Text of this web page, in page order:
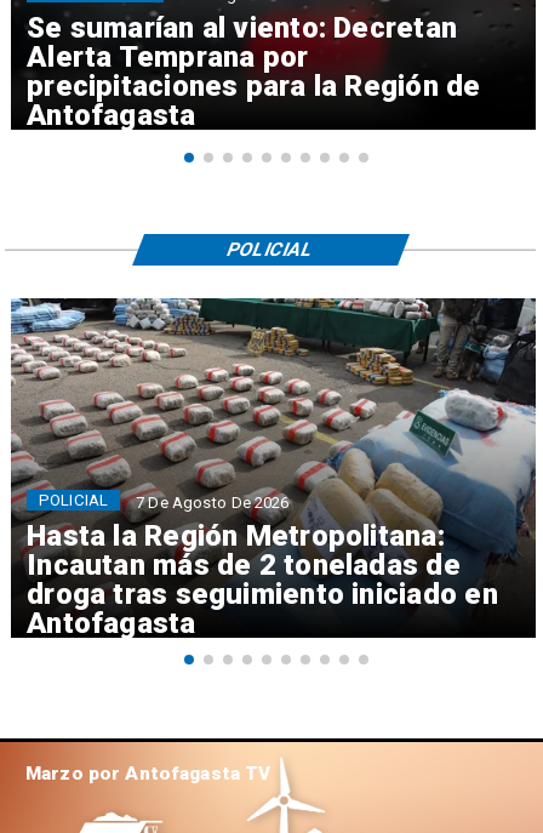
Se sumarían al viento: Decretan
Alerta Temprana por
precipitaciones para la Región de
Antofagasta
Hasta la Región Metropolitana:
Incautan más de 2 toneladas de
droga tras seguimiento iniciado en
Antofagasta
POLICIAL 7 De Agosto De 2026
POLICIAL
Marzo por Antofagasta TV